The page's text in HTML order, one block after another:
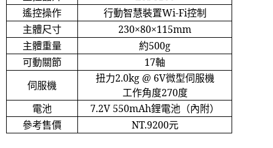
遙控操作
行動智慧裝置Wi-Fi控制
主體尺寸
230×80×115mm
主體重量
約500g
可動關節
17軸
伺服機
扭力2.0kg @ 6V微型伺服機
工作角度270度
電池
7.2V 550mAh鋰電池（內附）
參考售價
NT.9200元